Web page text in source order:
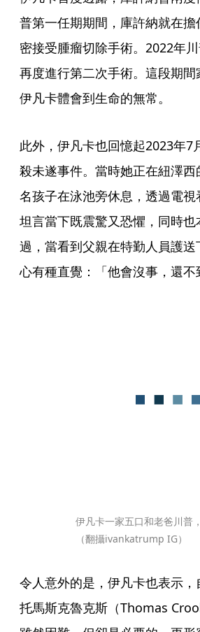
普第一任期期間，庫許納就在
密接受腫瘤切除手術。2022年
再度進行第二次手術。這段期
伊凡卡體會到生命的無常。
此外，伊凡卡也回憶起2023年7
殺未遂事件。當時她正在紐澤
名孩子在泳池旁休息，透過電
坦言當下既震驚又恐懼，同時
過，當看到父親在特勤人員護
心有種直覺：「他會沒事，還不
伊凡卡一家五口和老爸川普
（翻攝ivankatrump IG）
令人意外的是，伊凡卡也表示
托馬斯克魯克斯（Thomas